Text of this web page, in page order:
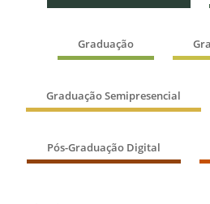
Graduação
Graduação Semipresencial
Pós-Graduação Digital